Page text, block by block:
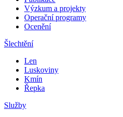
Výzkum a projekty
Operační programy
Ocenění
Šlechtění
Len
Luskoviny
Kmín
Řepka
Služby